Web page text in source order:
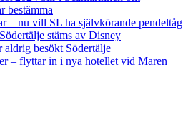
bestämma
– nu vill SL ha självkörande pendeltåg
stäms av Disney
aldrig besökt Södertälje
– flyttar in i nya hotellet vid Maren